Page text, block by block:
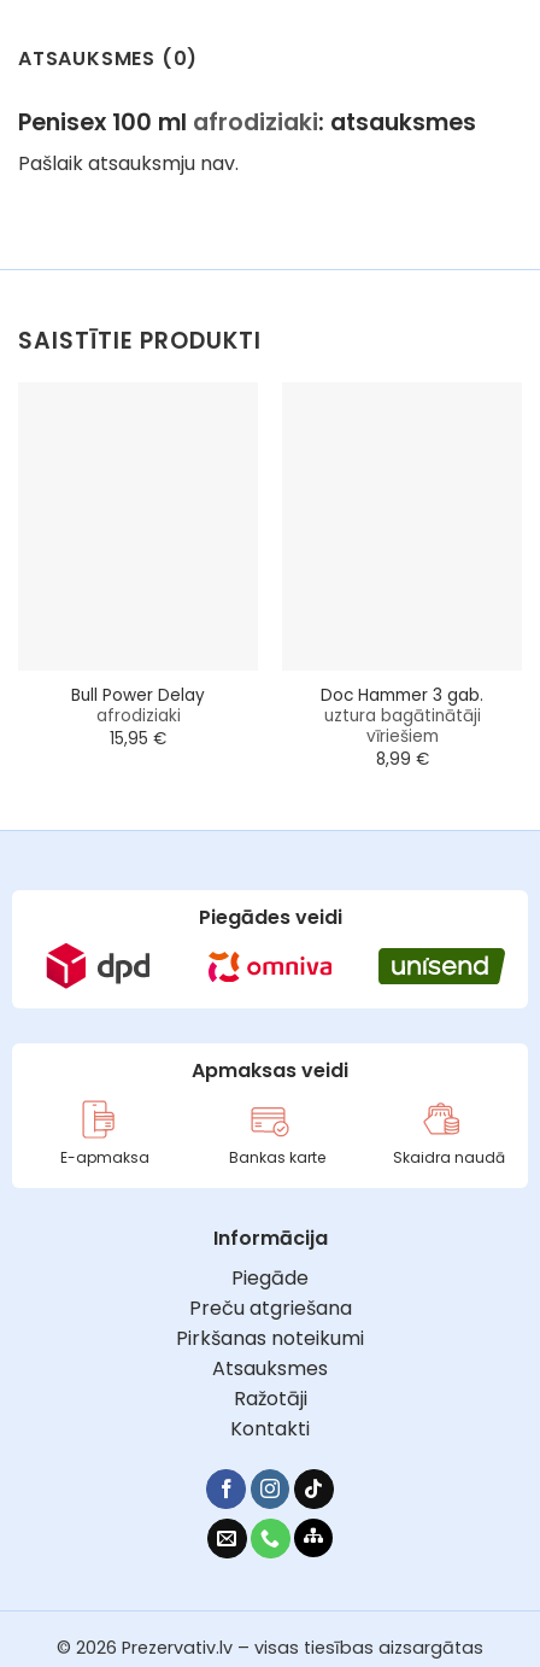
ATSAUKSMES (0)
Penisex 100 ml afrodiziaki: atsauksmes
Pašlaik atsauksmju nav.
SAISTĪTIE PRODUKTI
Bull Power Delay
afrodiziaki
15,95 €
Doc Hammer 3 gab.
uztura bagātinātāji
vīriešiem
8,99 €
Piegādes veidi
Apmaksas veidi
E-apmaksa Bankas karte Skaidra naudā
Informācija
Piegāde
Preču atgriešana
Pirkšanas noteikumi
Atsauksmes
Ražotāji
Kontakti
© 2026 Prezervativ.lv – visas tiesības aizsargātas